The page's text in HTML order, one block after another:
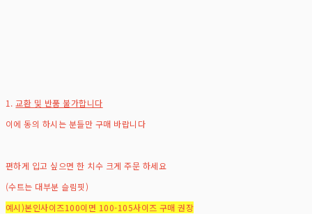
1.교환 및 반품 불가합니다
이에 동의 하시는 분들만 구매 바랍니다
편하게 입고 싶으면 한 치수 크게 주문 하세요
(수트는 대부분 슬림핏)
예시)본인사이즈100이면 100-105사이즈 구매 권장